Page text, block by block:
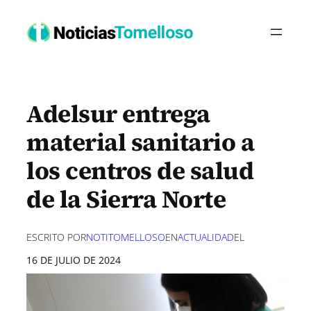
contenido
Adelsur entrega
material sanitario a
los centros de salud
de la Sierra Norte
ESCRITO PORNOTITOMELLOSOENACTUALIDADEL
16 DE JULIO DE 2024